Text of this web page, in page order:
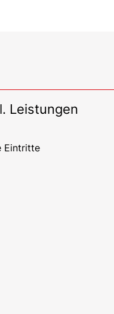
Leistungen
Eintritte